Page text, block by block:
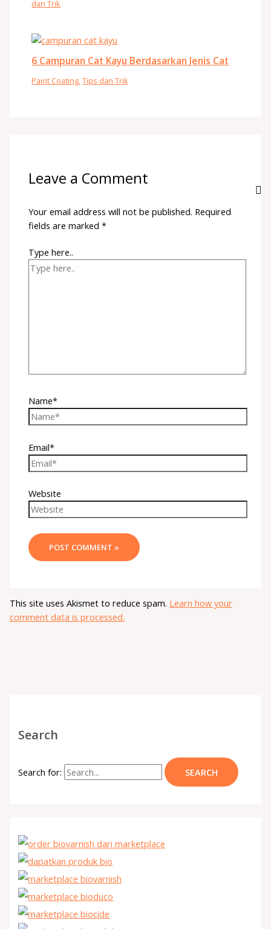
dan Trik
6 Campuran Cat Kayu Berdasarkan Jenis Cat
Paint Coating,Tips dan Trik
Leave a Comment
Your email address will not be published. Required
fields are marked*
Type here..
Name*
Email*
Website
This site uses Akismet to reduce spam. Learn how your
comment data is processed.
Search
Search for: